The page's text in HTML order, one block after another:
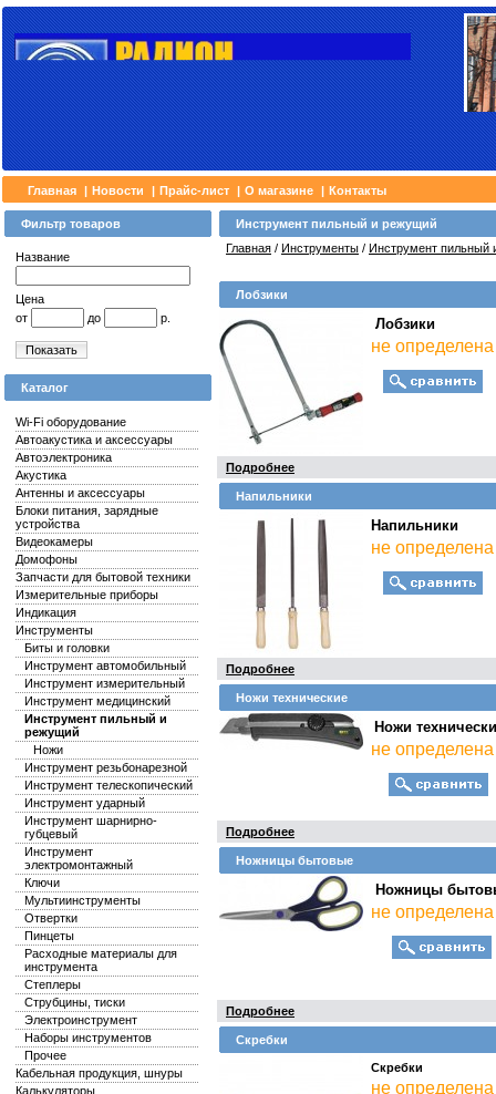
Главная | Новости | Прайс-лист | О магазине | Контакты
Фильтр товаров
Название
Цена
от
до р.
Показать
Каталог
Wi-Fi оборудование
Автоакустика и аксессуары
Автоэлектроника
Акустика
Антенны и аксессуары
Блоки питания, зарядные
устройства
Видеокамеры
Домофоны
Запчасти для бытовой техники
Измерительные приборы
Индикация
Инструменты
Биты и головки
Инструмент автомобильный
Инструмент измерительный
Инструмент медицинский
Инструмент пильный и
режущий
Ножи
Инструмент резьбонарезной
Инструмент телескопический
Инструмент ударный
Инструмент шарнирно-
губцевый
Инструмент
электромонтажный
Ключи
Мультиинструменты
Отвертки
Пинцеты
Расходные материалы для
инструмента
Степлеры
Струбцины, тиски
Электроинструмент
Наборы инструментов
Прочее
Кабельная продукция, шнуры
Калькуляторы
Инструмент пильный и режущий
Главная / Инструменты / Инструмент пильный
Лобзики
Лобзики
не определена
Подробнее
Напильники
Напильники
не определена
Подробнее
Ножи технические
Ножи
не определена
Подробнее
Ножницы бытовые
Ножницы
не определена
Подробнее
Скребки
Скребки
не определена